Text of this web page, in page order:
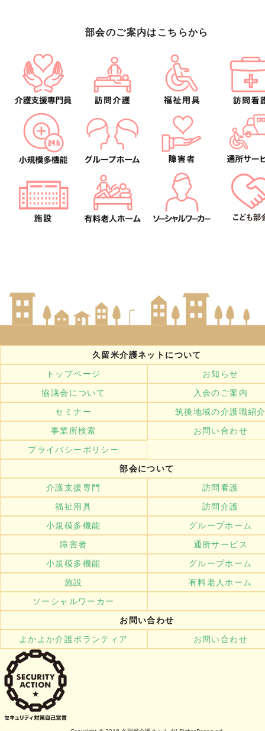
部会のご案内はこちらから
久留米介護ネットについて
トップページ
お知らせ
協議会について
入会のご案内
セミナー
筑後地域の介護職紹
事業所検索
お問い合わせ
プライバシーポリシー
部会について
介護支援専門
訪問看護
福祉用具
訪問介護
小規模多機能
グループホーム
障害者
通所サービス
小規模多機能
グループホーム
施設
有料老人ホーム
ソーシャルワーカー
お問い合わせ
よかよか介護ボランティア
お問い合わせ